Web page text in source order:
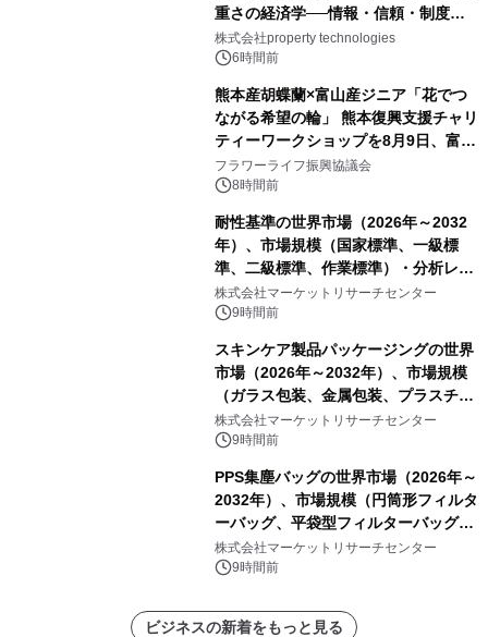
重さの経済学──情報・信頼・制度を
PropTechはどう組み替えるか）｜
PropTech-Lab
株式会社property technologies
6時間前
熊本産胡蝶蘭×富山産ジニア「花でつ
ながる希望の輪」 熊本復興支援チャリ
ティーワークショップを8月9日、富
山・射水で開催
フラワーライフ振興協議会
8時間前
耐性基準の世界市場（2026年～2032
年）、市場規模（国家標準、一級標
準、二級標準、作業標準）・分析レポ
ートを発表
株式会社マーケットリサーチセンター
9時間前
スキンケア製品パッケージングの世界
市場（2026年～2032年）、市場規模
（ガラス包装、金属包装、プラスチッ
ク包装、その他）・分析レポートを発
表
株式会社マーケットリサーチセンター
9時間前
PPS集塵バッグの世界市場（2026年～
2032年）、市場規模（円筒形フィルタ
ーバッグ、平袋型フィルターバッグ、
プリーツフィルターバッグ、その
他）・分析レポートを発表
株式会社マーケットリサーチセンター
9時間前
ビジネスの新着をもっと見る